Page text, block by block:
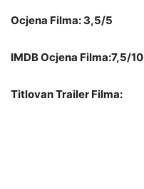
Ocjena Filma: 3,5/5
IMDB Ocjena Filma:7,5/10
Titlovan Trailer Filma: